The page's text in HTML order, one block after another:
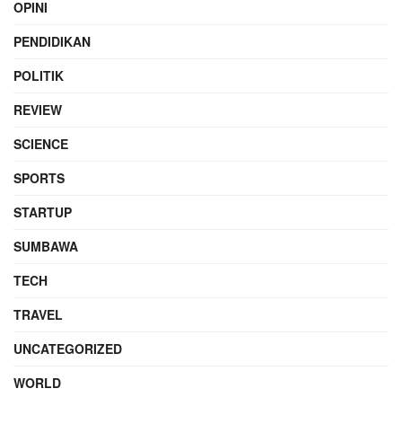
OPINI
PENDIDIKAN
POLITIK
REVIEW
SCIENCE
SPORTS
STARTUP
SUMBAWA
TECH
TRAVEL
UNCATEGORIZED
WORLD